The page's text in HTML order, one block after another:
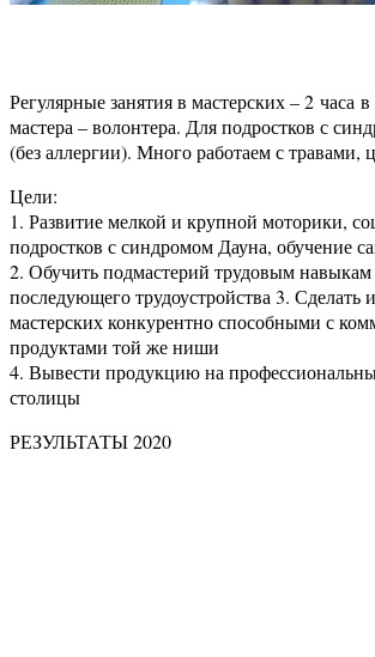
Регулярные занятия в мастерских – 2 часа
мастера – волонтера. Для подростков с
(без аллергии). Много работаем с травами,
Цели:
1. Развитие мелкой и крупной моторики,
подростков с синдромом Дауна, обучение
2. Обучить подмастерий трудовым
последующего трудоустройства 3. Сделать
мастерских конкурентно способными с
продуктами той же ниши
4. Вывести продукцию на
столицы
РЕЗУЛЬТАТЫ 2020